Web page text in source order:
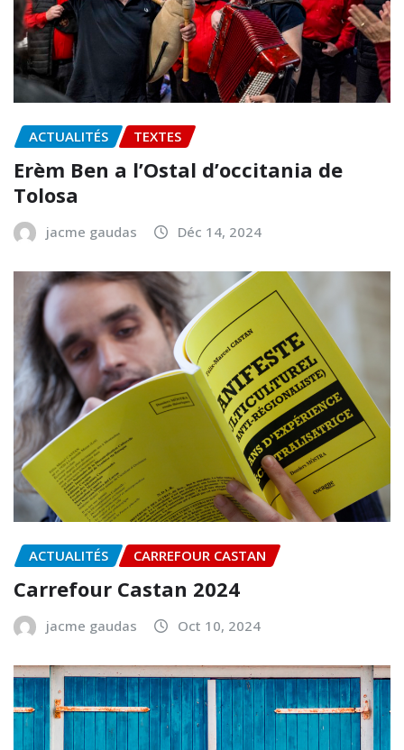
ACTUALITÉS TEXTES
Erèm Ben a l’Ostal d’occitania de
Tolosa
jacme gaudas Déc 14, 2024
ACTUALITÉS CARREFOUR CASTAN
Carrefour Castan 2024
jacme gaudas Oct 10, 2024